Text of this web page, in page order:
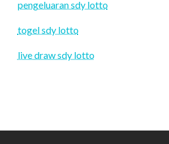
pengeluaran sdy lotto
togel sdy lotto
live draw sdy lotto